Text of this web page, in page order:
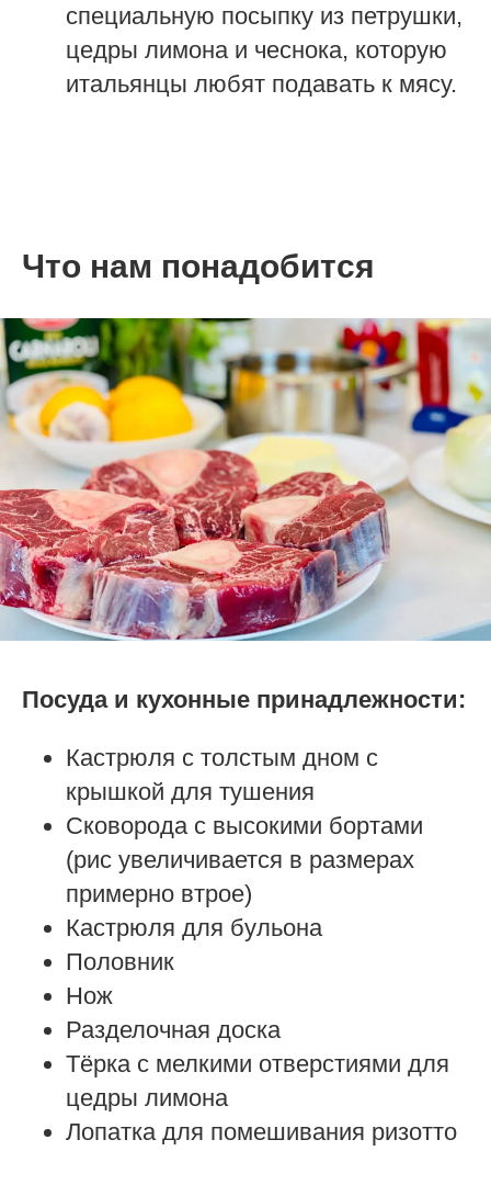
специальную посыпку из петрушки,
цедры лимона и чеснока, которую
итальянцы любят подавать к мясу.
Что нам понадобится
Посуда и кухонные принадлежности:
Кастрюля с толстым дном с
крышкой для тушения
Сковорода с высокими бортами
(рис увеличивается в размерах
примерно втрое)
Кастрюля для бульона
Половник
Нож
Разделочная доска
Тёрка с мелкими отверстиями для
цедры лимона
Лопатка для помешивания ризотто